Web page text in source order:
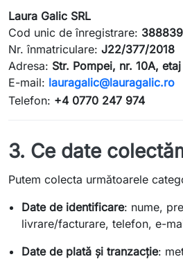
Laura Galic SRL
Cod unic de înregistrare:
Nr. înmatriculare: J22/377/2018
Adresa: Str. Pompei, nr. 10A,
E-mail: lauragalic@lauragalic.ro
Telefon: +4 0770 247 974
3. Ce date
Putem colecta următoarele
Date de identificare: nume,
livrare/facturare, telefon, e-
Date de plată și tranzacție: